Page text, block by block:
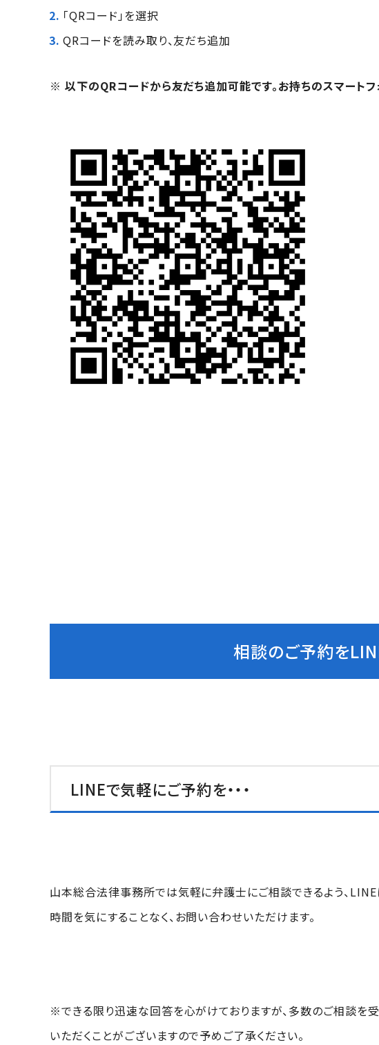
「QRコード」を選択
QRコードを読み取り、友だち追加
※ 以下のQRコードから友だち追加可能です。お持ちのスマートフ
相談のご予約を
LINEで気軽にご予約を・・・
山本総合法律事務所では気軽に弁護士にご相談できるよう、
時間を気にすることなく、お問い合わせいただけます。
※できる限り迅速な回答を心がけておりますが、多数のご相談を
いただくことがございますので予めご了承ください。